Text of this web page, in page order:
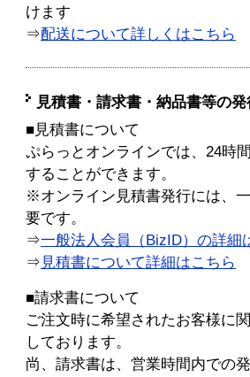
けます
⇒配送について詳しくはこちら
見積書・請求書・納品書等の
■見積書について
ぷらっとオンラインでは、24時
することができます。
※オンライン見積書発行には、
要です。
⇒一般法人会員（BizID）の詳細
⇒ 見積書について詳細はこちら
■請求書について
ご注文時に希望されたお客様に
しております。
尚、請求書は、営業時間内での